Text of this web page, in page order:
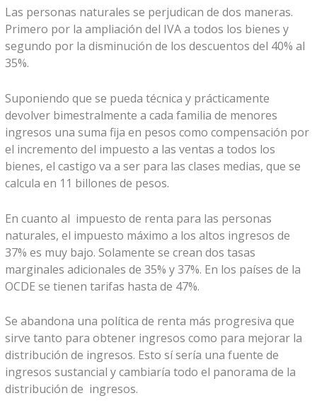
Las personas naturales se perjudican de dos maneras.
Primero por la ampliación del IVA a todos los bienes y
segundo por la disminución de los descuentos del 40% al
35%.
Suponiendo que se pueda técnica y prácticamente
devolver bimestralmente a cada familia de menores
ingresos una suma fija en pesos como compensación por
el incremento del impuesto a las ventas a todos los
bienes, el castigo va a ser para las clases medias, que se
calcula en 11 billones de pesos.
En cuanto al impuesto de renta para las personas
naturales, el impuesto máximo a los altos ingresos de
37% es muy bajo. Solamente se crean dos tasas
marginales adicionales de 35% y 37%. En los países de la
OCDE se tienen tarifas hasta de 47%.
Se abandona una política de renta más progresiva que
sirve tanto para obtener ingresos como para mejorar la
distribución de ingresos. Esto sí sería una fuente de
ingresos sustancial y cambiaría todo el panorama de la
distribución de ingresos.